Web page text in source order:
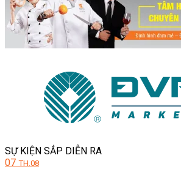
SỰ KIỆN SẮP DIỄN RA
07 TH.08